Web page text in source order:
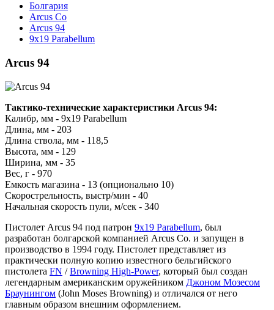
Болгария
Arcus Co
Arcus 94
9x19 Parabellum
Arcus 94
Тактико-технические характеристики Arcus 94:
Калибр, мм - 9x19 Parabellum
Длина, мм - 203
Длина ствола, мм - 118,5
Высота, мм - 129
Ширина, мм - 35
Вес, г - 970
Емкость магазина - 13 (опционально 10)
Скорострельность, выстр/мин - 40
Начальная скорость пули, м/сек - 340
Пистолет Arcus 94 под патрон 9x19 Parabellum, был
разработан болгарской компанией Arcus Co. и запущен в
производство в 1994 году. Пистолет представляет из
практически полную копию известного бельгийского
пистолета FN /Browning High-Power, который был создан
легендарным американским оружейником Джоном Мозесом
Браунингом (John Moses Browning) и отличался от него
главным образом внешним оформлением.